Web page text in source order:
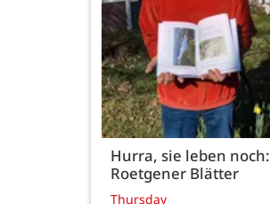
Hurra, sie leben noch:
Roetgener Blätter
Thursday